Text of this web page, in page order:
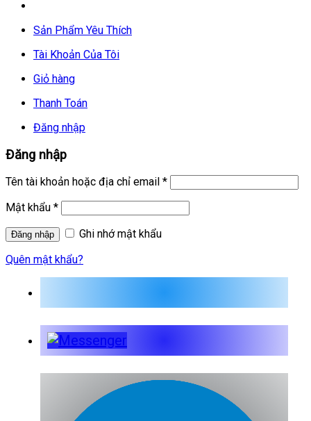
Sản Phẩm Yêu Thích
Tài Khoản Của Tôi
Giỏ hàng
Thanh Toán
Đăng nhập
Đăng nhập
Tên tài khoản hoặc địa chỉ email *
Mật khẩu *
Ghi nhớ mật khẩu
Quên mật khẩu?